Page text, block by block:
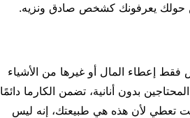
حولك يعرفونك كشخص صادق ونزيه.
فقط إعطاء المال أو غيرها من الأشياء
بدون أنانية، تضمن الكارما دائمًا
تعطي لأن هذه هي طبيعتك، إنه ليس